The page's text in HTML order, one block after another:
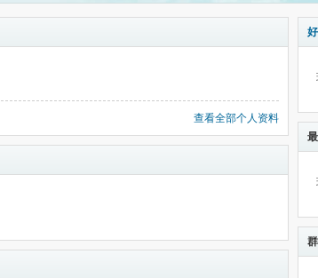
查看全部个人资料